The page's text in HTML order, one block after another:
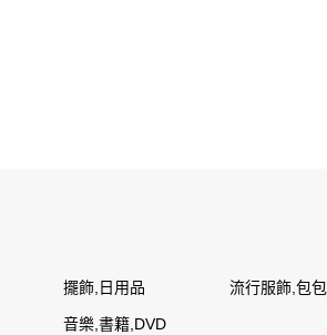
擺飾,日用品 流行服飾,包包
音樂,書籍,DVD